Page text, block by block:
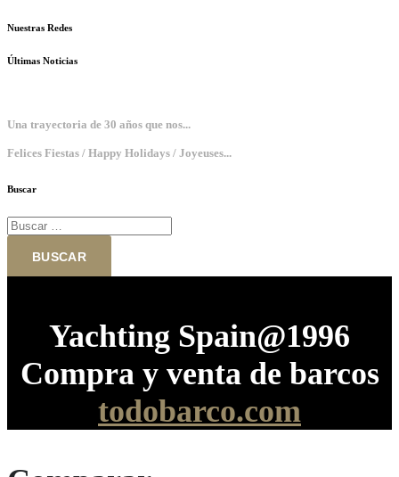
Nuestras Redes
Últimas Noticias
Una trayectoria de 30 años que nos...
Felices Fiestas / Happy Holidays / Joyeuses...
Buscar
Buscar:
Yachting Spain@1996
Compra y venta de barcos
todobarco.com